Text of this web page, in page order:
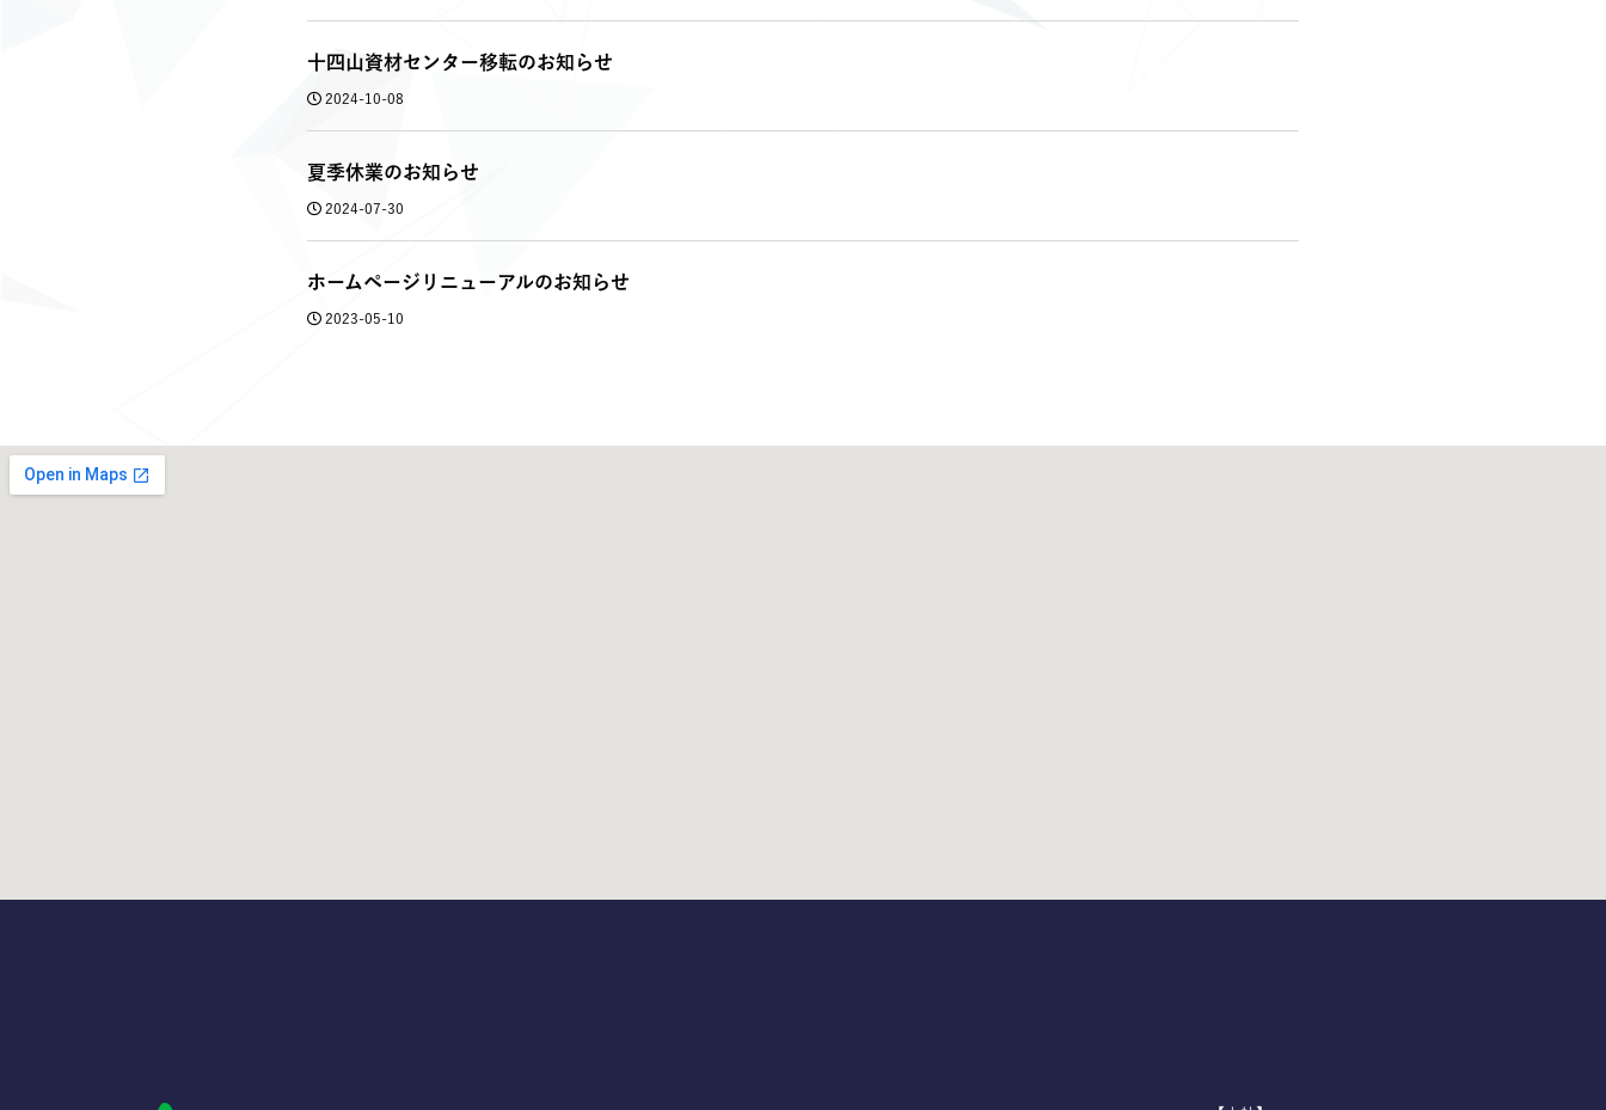
十四山資材センター移転のお知らせ
2024-10-08
夏季休業のお知らせ
2024-07-30
ホームページリニューアルのお知らせ
2023-05-10